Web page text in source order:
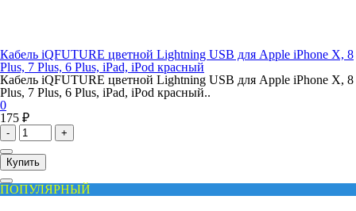
Кабель iQFUTURE цветной Lightning USB для Apple iPhone X, 8
Plus, 7 Plus, 6 Plus, iPad, iPod красный
Кабель iQFUTURE цветной Lightning USB для Apple iPhone X, 8
Plus, 7 Plus, 6 Plus, iPad, iPod красный..
0
175 ₽
- +
Купить
ПОПУЛЯРНЫЙ